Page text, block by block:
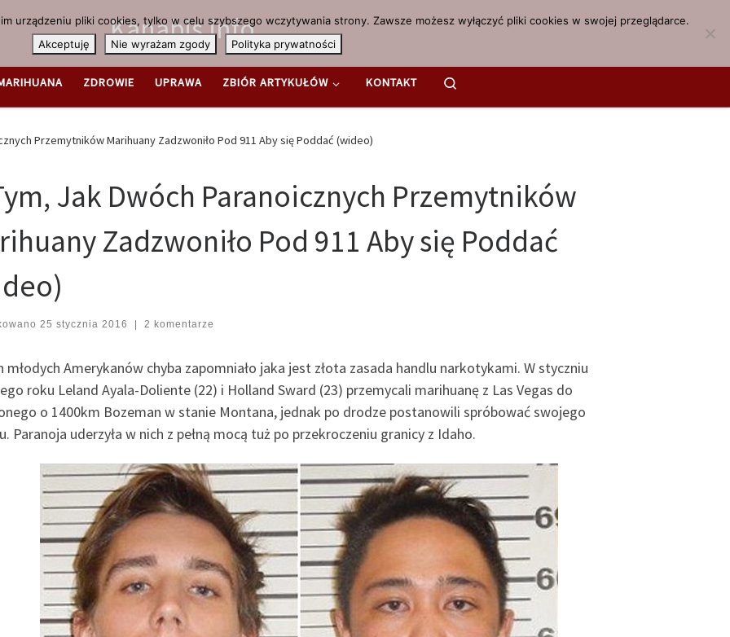
Kanabis.info
ZDROWIE UPRAWA ZBIÓR ARTYKUŁÓW KONTAKT
Przemytników Marihuany Zadzwoniło Pod 911 Aby się Poddać (wideo)
Jak Dwóch Paranoicznych Przemytników
Zadzwoniło Pod 911 Aby się Poddać
25 stycznia 2016 2 komentarze
młodych Amerykanów chyba zapomniało jaka jest złota zasada handlu narkotykami. W styczniu
roku Leland Ayala-Doliente (22) i Holland Sward (23) przemycali marihuanę z Las Vegas do
o 1400km Bozeman w stanie Montana, jednak po drodze postanowili spróbować swojego
Paranoja uderzyła w nich z pełną mocą tuż po przekroczeniu granicy z Idaho.
urządzeniu pliki cookies, tylko w celu szybszego wczytywania strony. Zawsze możesz wyłączyć pliki cookies w swojej przeglądarce.
Akceptuję
Nie wyrażam zgody Polityka prywatności